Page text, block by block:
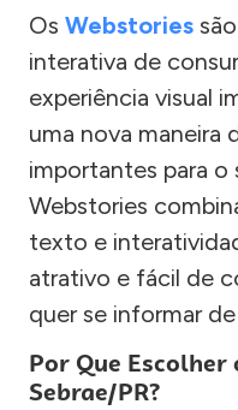
Os Webstories
interativa de
experiência visual
uma nova maneira
importantes para o
Webstories
texto e
atrativo e fácil de
quer se informar
Por Que Escolher
Sebrae/PR?